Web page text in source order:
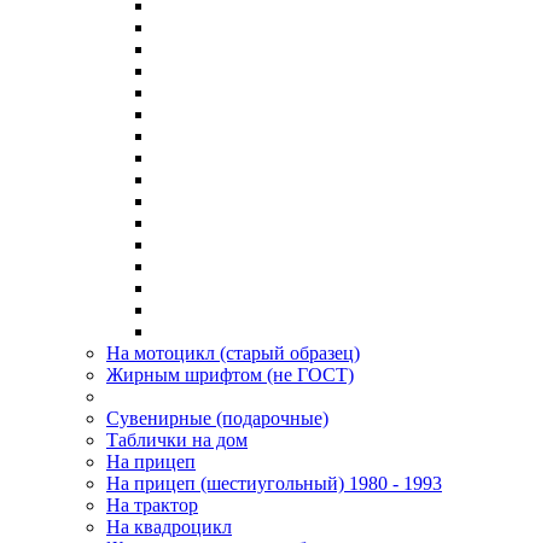
На мотоцикл (старый образец)
Жирным шрифтом (не ГОСТ)
Сувенирные (подарочные)
Таблички на дом
На прицеп
На прицеп (шестиугольный) 1980 - 1993
На трактор
На квадроцикл